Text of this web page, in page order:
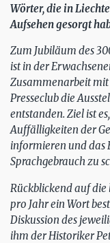
Wörter, die in
Aufsehen gesorgt
Zum Jubiläum des
ist in der
Zusammenarbeit
Presseclub die
entstanden. Ziel ist
Auffälligkeiten der
informieren und das
Sprachgebrauch zu
Rückblickend auf
pro Jahr ein Wort
Diskussion des
ihm der Historiker